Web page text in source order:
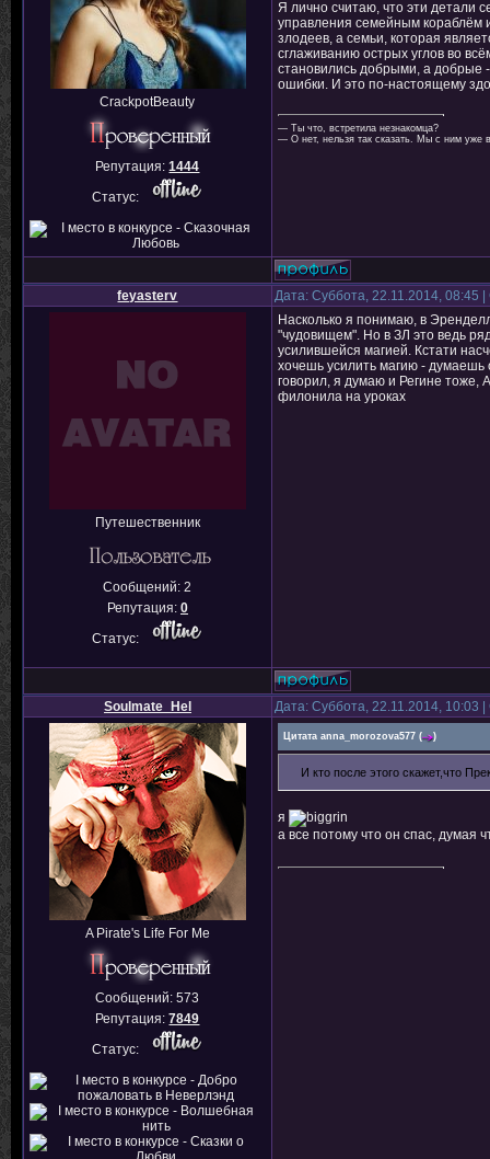
CrackpotBeauty
Репутация:1444
Статус:
Я лично считаю, что эти детали
управления семейным
злодеев, а семьи, которая
сглаживанию острых углов во
становились добрыми, а добрые
ошибки. И это по-настоящему
— Ты что, встретила незнакомца?
— О нет, нельзя так сказать. Мы с ним уже
feyasterv Дата: Суббота, 22.11.2014, 08:45
Путешественник
Сообщений:2
Репутация: 0
Статус:
Насколько я понимаю, в
"чудовищем". Но в ЗЛ это ведь
усилившейся магией. Кстати
хочешь усилить магию -
говорил, я думаю и Регине тоже,
филонила на уроках
Soulmate_Hel Дата: Суббота, 22.11.2014, 10:03
A Pirate's Life For Me
Сообщений:573
Репутация:7849
Статус:
Цитата anna_morozova577 ( )
И кто после этого скажет,что
я
а все потому что он спас, думая